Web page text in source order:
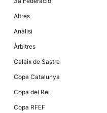
Altres
Anàlisi
Àrbitres
Calaix de Sastre
Copa Catalunya
Copa del Rei
Copa RFEF